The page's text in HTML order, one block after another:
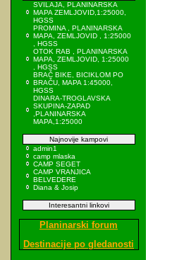
SVILAJA, PLANINARSKA
MAPA ZEMLJOVID,1:25000,
HGSS
PROMINA , PLANINARSKA
MAPA, ZEMLJOVID , 1:25000
, HGSS
OTOK RAB , PLANINARSKA
MAPA, ZEMLJOVID, 1:25000
, HGSS
BRAČ BIKE, BICIKLOM PO
BRAČU, MAPA 1:45000,
HGSS
DINARA-TROGLAVSKA
SKUPINA-ZAPAD
,PLANINARSKA
MAPA,1:25000
Najnovije kampovi
admin1
camp mlaska
CAMP SEGET
CAMP VRANJICA
BELVEDERE
Diana & Josip
Interesantni linkovi
Planinarski forum
Destinacije po gledanosti